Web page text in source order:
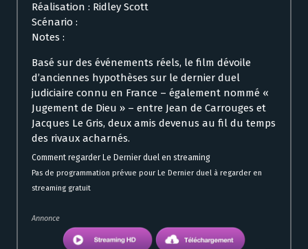
Réalisation : Ridley Scott
Scénario :
Notes :
Basé sur des événements réels, le film dévoile
d’anciennes hypothèses sur le dernier duel
judiciaire connu en France – également nommé «
Jugement de Dieu » – entre Jean de Carrouges et
Jacques Le Gris, deux amis devenus au fil du temps
des rivaux acharnés.
Comment regarder Le Dernier duel en streaming
Pas de programmation prévue pour Le Dernier duel à regarder en
streaming gratuit
Annonce